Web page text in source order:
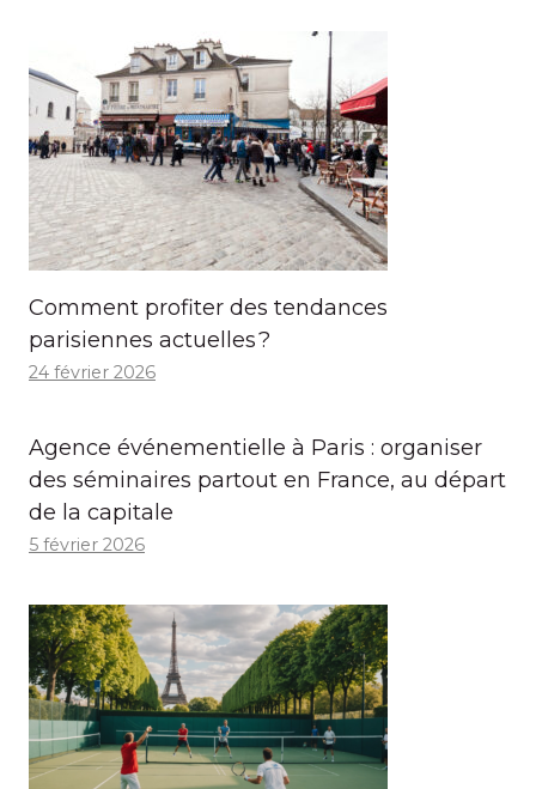
Comment profiter des tendances
parisiennes actuelles ?
24 février 2026
Agence événementielle à Paris : organiser
des séminaires partout en France, au départ
de la capitale
5 février 2026